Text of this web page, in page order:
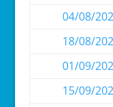
04/08/
18/08/
01/09/
15/09/